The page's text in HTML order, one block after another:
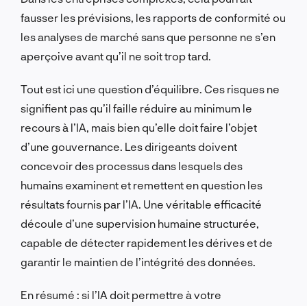
fausser les prévisions, les rapports de conformité ou
les analyses de marché sans que personne ne s’en
aperçoive avant qu’il ne soit trop tard.
Tout est ici une question d’équilibre. Ces risques ne
signifient pas qu’il faille réduire au minimum le
recours à l’IA, mais bien qu’elle doit faire l’objet
d’une gouvernance. Les dirigeants doivent
concevoir des processus dans lesquels des
humains examinent et remettent en question les
résultats fournis par l’IA. Une véritable efficacité
découle d’une supervision humaine structurée,
capable de détecter rapidement les dérives et de
garantir le maintien de l’intégrité des données.
En résumé : si l’IA doit permettre à votre